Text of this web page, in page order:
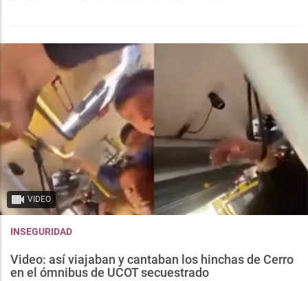
VIDEO
INSEGURIDAD
Video: así viajaban y cantaban los hinchas de Cerro
en el ómnibus de UCOT secuestrado